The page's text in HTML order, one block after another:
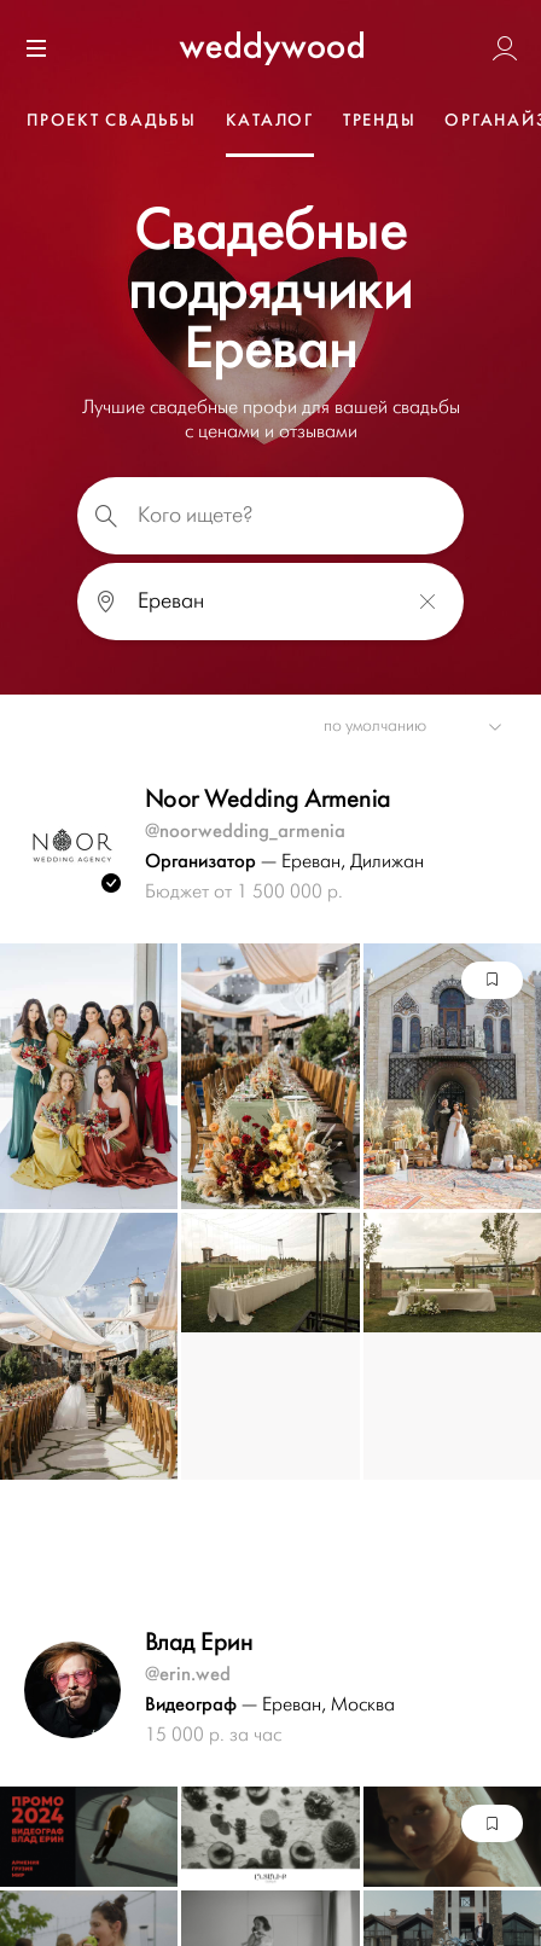
к содержанию
Weddywood
ПРОЕКТ СВАДЬБЫ КАТАЛОГ ТРЕНДЫ
Свадебные
подрядчики
Ереван
Лучшие свадебные профи для вашей свадьбы
с ценами и отзывами
Noor Wedding Armenia
@noorwedding_armenia
Организатор — Ереван, Дилижан
Бюджет от 1 500 000 р.
Влад Ерин
@erin.wed
Видеограф — Ереван, Москва
15 000 р. за час